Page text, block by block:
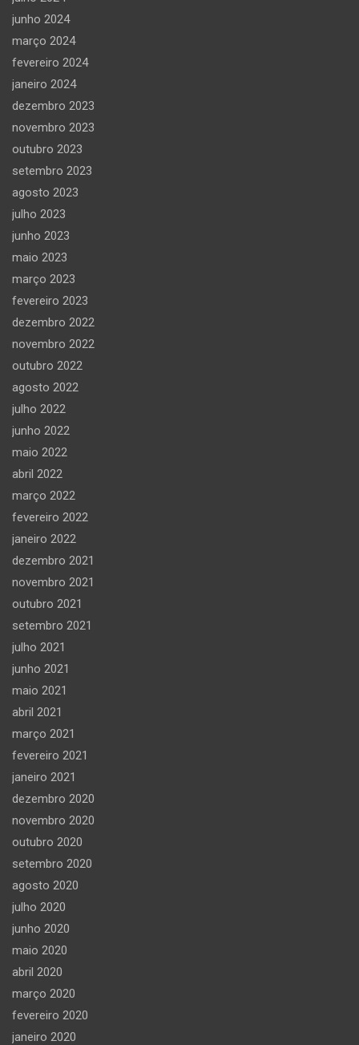
junho 2024
março 2024
fevereiro 2024
janeiro 2024
dezembro 2023
novembro 2023
outubro 2023
setembro 2023
agosto 2023
julho 2023
junho 2023
maio 2023
março 2023
fevereiro 2023
dezembro 2022
novembro 2022
outubro 2022
agosto 2022
julho 2022
junho 2022
maio 2022
abril 2022
março 2022
fevereiro 2022
janeiro 2022
dezembro 2021
novembro 2021
outubro 2021
setembro 2021
julho 2021
junho 2021
maio 2021
abril 2021
março 2021
fevereiro 2021
janeiro 2021
dezembro 2020
novembro 2020
outubro 2020
setembro 2020
agosto 2020
julho 2020
junho 2020
maio 2020
abril 2020
março 2020
fevereiro 2020
janeiro 2020